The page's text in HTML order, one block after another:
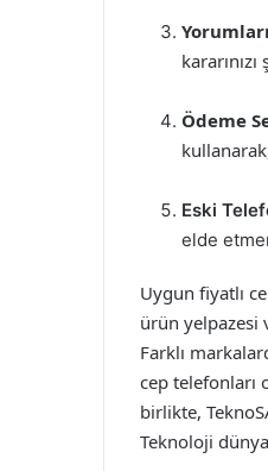
Ödeme
Eski
elde
Uygun fiyatlı
ürün yelpazesi
Farklı
cep telefonları
birlikte,
Teknoloji